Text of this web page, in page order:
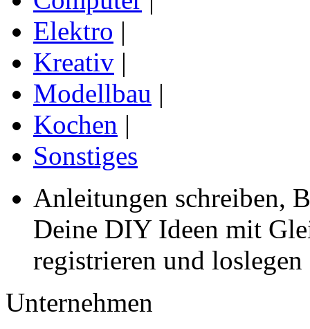
Elektro |
Kreativ |
Modellbau |
Kochen |
Sonstiges
Anleitungen schreiben,
Deine DIY Ideen mit
registrieren und loslegen
Unternehmen